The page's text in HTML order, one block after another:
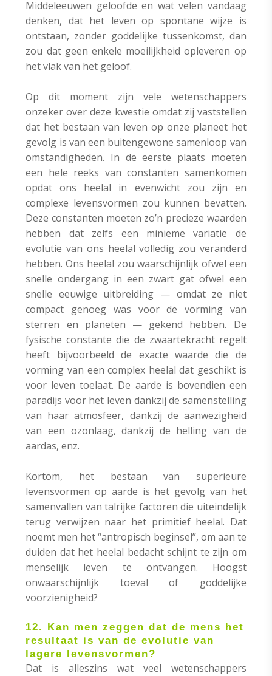
Middeleeuwen geloofde en wat velen vandaag
denken, dat het leven op spontane wijze is
ontstaan, zonder goddelijke tussenkomst, dan
zou dat geen enkele moeilijkheid opleveren op
het vlak van het geloof.
Op dit moment zijn vele wetenschappers
onzeker over deze kwestie omdat zij vaststellen
dat het bestaan van leven op onze planeet het
gevolg is van een buitengewone samenloop van
omstandigheden. In de eerste plaats moeten
een hele reeks van constanten samenkomen
opdat ons heelal in evenwicht zou zijn en
complexe levensvormen zou kunnen bevatten.
Deze constanten moeten zo’n precieze waarden
hebben dat zelfs een minieme variatie de
evolutie van ons heelal volledig zou veranderd
hebben. Ons heelal zou waarschijnlijk ofwel een
snelle ondergang in een zwart gat ofwel een
snelle eeuwige uitbreiding — omdat ze niet
compact genoeg was voor de vorming van
sterren en planeten — gekend hebben. De
fysische constante die de zwaartekracht regelt
heeft bijvoorbeeld de exacte waarde die de
vorming van een complex heelal dat geschikt is
voor leven toelaat. De aarde is bovendien een
paradijs voor het leven dankzij de samenstelling
van haar atmosfeer, dankzij de aanwezigheid
van een ozonlaag, dankzij de helling van de
aardas, enz.
Kortom, het bestaan van superieure
levensvormen op aarde is het gevolg van het
samenvallen van talrijke factoren die uiteindelijk
terug verwijzen naar het primitief heelal. Dat
noemt men het “antropisch beginsel”, om aan te
duiden dat het heelal bedacht schijnt te zijn om
menselijk leven te ontvangen. Hoogst
onwaarschijnlijk toeval of goddelijke
voorzienigheid?
12. Kan men zeggen dat de mens het
resultaat is van de evolutie van
lagere levensvormen?
Dat is alleszins wat veel wetenschappers